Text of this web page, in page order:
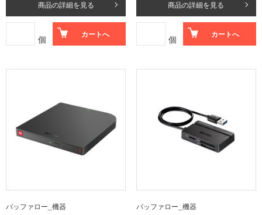
商品の詳細を見る
個 カートへ
商品の詳細を見る
個 カートへ
バッファロー_機器 バッファロー_機器